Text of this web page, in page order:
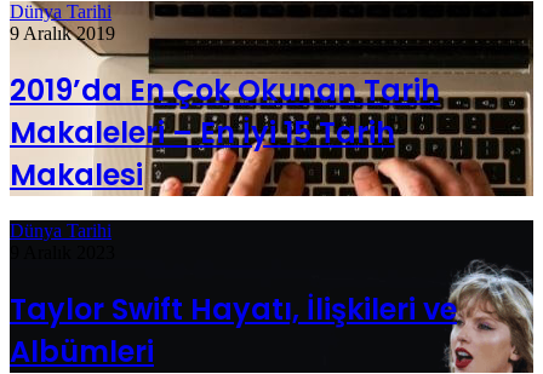
Dünya Tarihi
9 Aralık 2019
2019’da En Çok Okunan Tarih
Makaleleri – En İyi 15 Tarih
Makalesi
Dünya Tarihi
Taylor Swift Hayatı, İlişkileri ve
Albümleri